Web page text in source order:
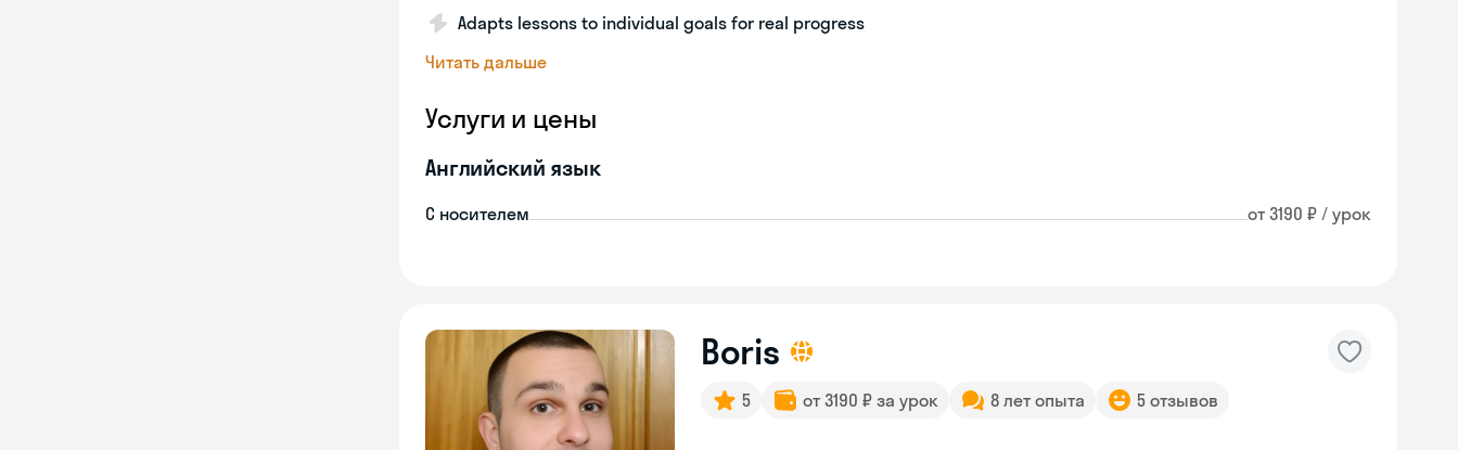
Adapts lessons to individual goals for real progress
Читать дальше
Услуги и цены
Английский язык
С носителем от 3190 ₽ / урок
Boris
5 от 3190 ₽ за урок 8 лет опыта 5 отзывов